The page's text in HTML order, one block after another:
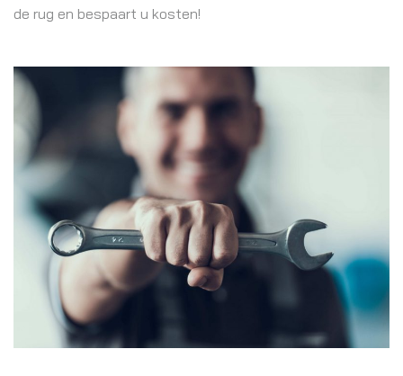
de rug en bespaart u kosten!